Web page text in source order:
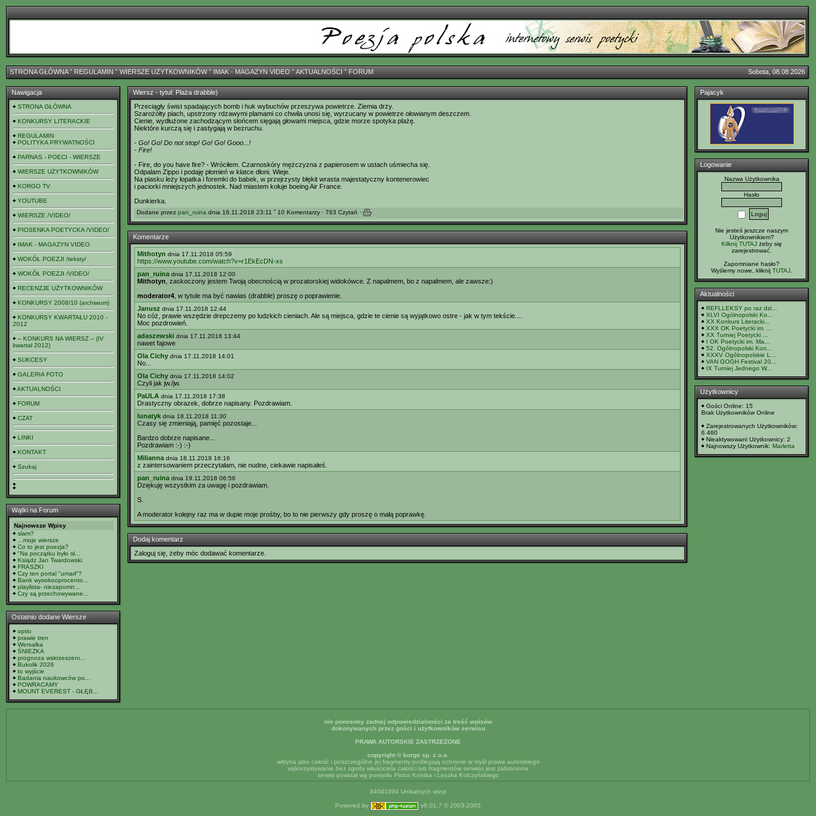
STRONA GŁÓWNAˇ REGULAMIN ˇ WIERSZE UŻYTKOWNIKÓWˇ IMAK - MAGAZYN VIDEO ˇAKTUALNOŚCI ˇ FORUM Sobota, 08.08.2026
Nawigacja
STRONA GŁÓWNA
KONKURSY LITERACKIE
REGULAMIN
POLITYKA PRYWATNOŚCI
PARNAS - POECI - WIERSZE
WIERSZE UŻYTKOWNIKÓW
KORGO TV
YOUTUBE
WIERSZE /VIDEO/
PIOSENKA POETYCKA /VIDEO/
IMAK - MAGAZYN VIDEO
WOKÓŁ POEZJI /teksty/
WOKÓŁ POEZJI /VIDEO/
RECENZJE UŻYTKOWNIKÓW
KONKURSY 2008/10 (archiwum)
KONKURSY KWARTAŁU 2010 -
2012
-- KONKURS NA WIERSZ -- (IV
kwartał 2012)
SUKCESY
GALERIA FOTO
AKTUALNOŚCI
FORUM
CZAT
LINKI
KONTAKT
Szukaj
Wątki na Forum
Najnowsze Wpisy
slam?
...moje wiersze
Co to jest poezja?
"Na początku było sł...
Ksiądz Jan Twardowski
FRASZKI
Czy ten portal "umarł"?
Bank wysokooprocento...
playlista- niezapomn...
Czy są przechowywane...
Ostatnio dodane Wiersze
optio
prawie tren
Wersalka
ŚNIEŻKA
prognoza wskrzeszeni...
Bukolik 2026
to wyjście
Badania naukowców po...
POWRACAMY
MOUNT EVEREST - GŁĘB...
Wiersz - tytuł: Plaża drabble)
Przeciągły świst spadających bomb i huk wybuchów przeszywa powietrze. Ziemia drży.
Szarożółty piach, upstrzony rdzawymi plamami co chwila unosi się, wyrzucany w powietrze ołowianym deszczem.
Cienie, wydłużone zachodzącym słońcem sięgają głowami miejsca, gdzie morze spotyka plażę.
Niektóre kurczą się i zastygają w bezruchu.
- Go! Go! Do not stop! Go! Go! Gooo...!
- Fire!
- Fire, do you have fire? - Wróciłem. Czarnoskóry mężczyzna z papierosem w ustach uśmiecha się.
Odpalam Zippo i podaję płomień w klatce dłoni. Wieje.
Na piasku leży łopatka i foremki do babek, w przejrzysty błękit wrasta majestatyczny kontenerowiec
i paciorki mniejszych jednostek. Nad miastem kołuje boeing Air France.
Dunkierka.
Dodane przez pan_ruina dnia 16.11.2018 23:11 ˇ 10 Komentarzy · 763 Czytań ·
Komentarze
Mithotyn dnia 17.11.2018 05:59
https://www.youtube.com/watch?v=r1EkEcDN-xs
pan_ruina dnia 17.11.2018 12:00
Mithotyn , zaskoczony jestem Twoją obecnością w prozatorskiej widokówce. Z napalmem, bo z napalmem, ale zawsze:)
moderator4 , w tytule ma być nawias (drabble) proszę o poprawienie.
Janusz dnia 17.11.2018 12:44
No cóż, prawie wszędzie drepczemy po ludzkich cieniach. Ale są miejsca, gdzie te cienie są wyjątkowo ostre - jak w tym tekście....
Moc pozdrowień.
adaszewski dnia 17.11.2018 13:44
nawet fajowe
Ola Cichy dnia 17.11.2018 14:01
No...
Ola Cichy dnia 17.11.2018 14:02
Czyli jak jw./jw.
PaULA dnia 17.11.2018 17:38
Drastyczny obrazek, dobrze napisany. Pozdrawiam.
lunatyk dnia 18.11.2018 11:30
Czasy się zmieniają, pamięć pozostaje...
Bardzo dobrze napisane...
Pozdrawiam :-) :-)
Milianna dnia 18.11.2018 16:16
z zaintersowaniem przeczytałam, nie nudne, ciekawie napisałeś.
pan_ruina dnia 19.11.2018 06:56
Dziękuję wszystkim za uwagę i pozdrawiam.
S.
A moderator kolejny raz ma w dupie moje prośby, bo to nie pierwszy gdy proszę o małą poprawkę.
Dodaj komentarz
Zaloguj się, żeby móc dodawać komentarze.
Pajacyk
Logowanie
Nazwa Użytkownika
Hasło
Nie jesteś jeszcze naszym
Użytkownikiem?
Kilknij TUTAJ żeby się
zarejestrować.
Zapomniane hasło?
Wyślemy nowe, kliknij TUTAJ
Aktualności
REFLLEKSY po raz dzi...
XLVI Ogólnopolski Ko...
XX Konkurs Literacki...
XXX OK Poetycki im. ...
XX Turniej Poetycki ...
I OK Poetycki im. Ma...
52. Ogólnopolski Kon...
XXXV Ogólnopolskie L...
VAN GOGH Festival 20...
IX Turniej Jednego W...
Użytkownicy
Gości Online: 15
Brak Użytkowników Online
Zarejestrowanych Użytkowników:
6 460
Nieaktywowani Użytkownicy: 2
Najnowszy Użytkownik: Marletta
nie ponosimy żadnej odpowiedzialności za treść wpisów
dokonywanych przez gości i użytkowników serwisu
PRAWA AUTORSKIE ZASTRZEŻONE
copyright © korgo sp. z o.o.
witryna jako całość i poszczególne jej fragmenty podlegają ochronie w myśl prawa autorskiego
wykorzystywanie bez zgody właściciela całości lub fragmentów serwisu jest zabronione
serwis powstał wg pomysłu Piotra Kontka i Leszka Kolczyńskiego
94041094 Unikalnych wizyt
Powered by v6.01.7 © 2003-2005